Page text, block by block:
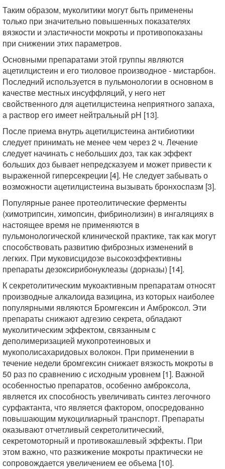
Таким образом, муколитики могут быть применены
только при значительно повышенных показателях
вязкости и эластичности мокроты и противопоказаны
при снижении этих параметров.
Основными препаратами этой группы являются
ацетилцистеин и его тиоловое производное - мистарбон.
Последний используется в пульмонологии в основном в
качестве местных инсуффляций, у него нет
свойственного для ацетилцистеина неприятного запаха,
а раствор его имеет нейтральный pH [13].
После приема внутрь ацетилцистеина антибиотики
следует принимать не менее чем через 2 ч. Лечение
следует начинать с небольших доз, так как эффект
больших доз бывает непредсказуем и может привести к
выраженной гиперсекреции [4]. Не следует забывать о
возможности ацетилцистеина вызывать бронхоспазм [3].
Популярные ранее протеолитические ферменты
(химотрипсин, химопсин, фибринолизин) в ингаляциях в
настоящее время не применяются в
пульмонологической клинической практике, так как могут
способствовать развитию фиброзных изменений в
легких. При муковисцидозе высокоэффективны
препараты дезоксирибонуклеазы (дорназы) [14].
К секретолитическим мукоактивным препаратам относят
производные алкалоида вазицина, из которых наиболее
популярными являются Бромгексин и Амброксол. Эти
препараты снижают адгезию секрета, обладают
муколитическим эффектом, связанным с
деполимеризацией мукопротеиновых и
мукополисахаридовых волокон. При применении в
течение недели бромгексин снижает вязкость мокроты в
50 раз по сравнению с исходным уровнем [1]. Важной
особенностью препаратов, особенно амброксола,
является их способность увеличивать синтез легочного
сурфактанта, что является фактором, опосредованно
повышающим мукоцилиарный транспорт. Препараты
оказывают отчетливый секретолитический,
секретомоторный и противокашлевый эффекты. При
этом важно, что разжижение мокроты практически не
сопровождается увеличением ее объема [10].